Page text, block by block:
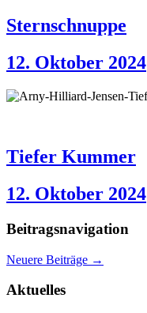
Sternschnuppe
12. Oktober 2024
Tiefer Kummer
12. Oktober 2024
Beitragsnavigation
Neuere Beiträge →
Aktuelles